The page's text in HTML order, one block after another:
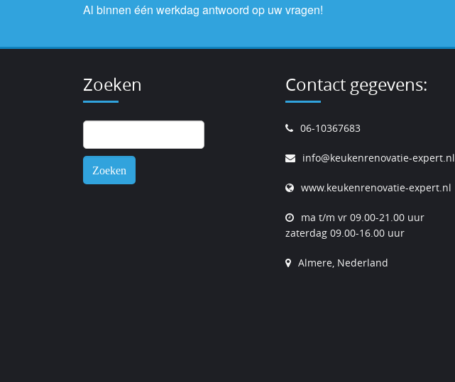
Al binnen één werkdag antwoord op uw vragen!
Zoeken
naar:
Contact gegevens:
06-10367683
info@keukenrenovatie-expert.nl
www.keukenrenovatie-expert.nl
ma t/m vr 09.00-21.00 uur
zaterdag 09.00-16.00 uur
Almere, Nederland